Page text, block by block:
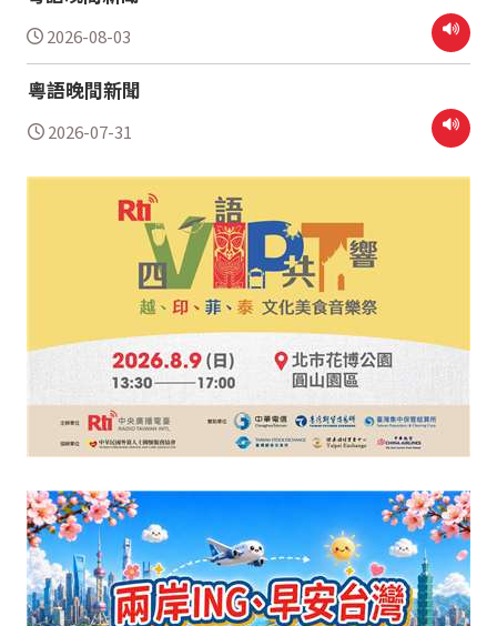
2026-08-03
粵語晚間新聞
2026-07-31